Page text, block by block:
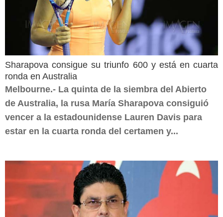
Sharapova consigue su triunfo 600 y está en cuarta
ronda en Australia
Melbourne.- La quinta de la siembra del Abierto
de Australia, la rusa María Sharapova consiguió
vencer a la estadounidense Lauren Davis para
estar en la cuarta ronda del certamen y...